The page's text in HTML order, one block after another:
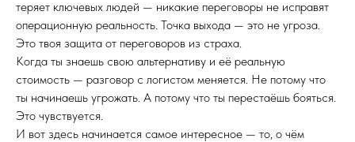
теряет ключевых людей — никакие переговоры не исправят
операционную реальность. Точка выхода — это не угроза.
Это твоя защита от переговоров из страха.
Когда ты знаешь свою альтернативу и её реальную
стоимость — разговор с логистом меняется. Не потому что
ты начинаешь угрожать. А потому что ты перестаёшь бояться.
Это чувствуется.
И вот здесь начинается самое интересное — то, о чём